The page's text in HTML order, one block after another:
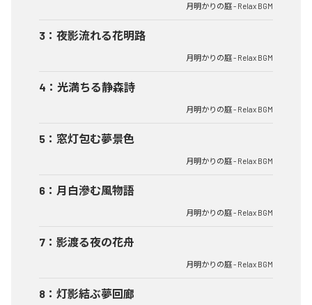
月明かりの庭 - Relax BGM
3 ： 夜影流れる花明路
月明かりの庭 - Relax BGM
4 ： 光満ちる静森詩
月明かりの庭 - Relax BGM
5 ： 窓灯包む夢景色
月明かりの庭 - Relax BGM
6 ： 月白滲む風物語
月明かりの庭 - Relax BGM
7 ： 影渡る夜の花舟
月明かりの庭 - Relax BGM
8 ： 灯影結ぶ夢回廊